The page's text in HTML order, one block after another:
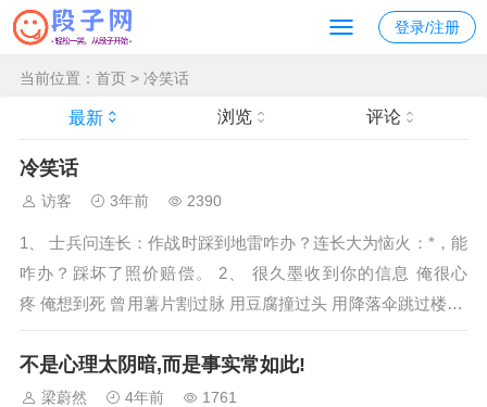
登录/注册
当前位置： 首页 > 冷笑话
最新 浏览 评论
冷笑话
访客 3年前 2390
1、 士兵问连长：作战时踩到地雷咋办？连长大为恼火：*，能
咋办？踩坏了照价赔偿。 2、 很久墨收到你的信息 俺很心
疼 俺想到死 曾用薯片割过脉 用豆腐撞过头 用降落伞跳过楼 用
面条上过吊 可都墨死成 你就请俺吃顿饭 撑死俺算了 3、 如果
感到心里挖凉...
不是心理太阴暗,而是事实常如此!
梁蔚然 4年前 1761